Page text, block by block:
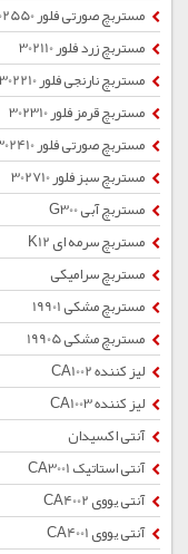
مستربچ صورتی فلور 302550
مستربچ زرد فلور 302110
مستربچ نارنجی فلور 302210
مستربچ قرمز فلور 302310
مستربچ صورتی فلور 302410
مستربچ سبز فلور 302710
مستربچ آبی G300
مستربچ سرمه ای K12
مستربچ سرامیکی
مستربچ مشکی 19901
مستربچ مشکی 19905
لیز کننده CA1002
لیز کننده CA1003
آنتی اکسیدان
آنتی استاتیک CA3001
آنتی یووی CA4002
آنتی یووی CA4001